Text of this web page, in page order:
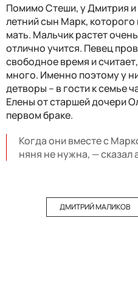
Помимо Стеши, у Дмитрия
летний сын Марк,
мать. Мальчик растет
отлично учится. Певец
свободное время и
много. Именно поэтому у
детворы – в гости к семье
Елены от старшей дочери
первом браке.
Когда они вместе с
няня не нужна, — сказал
ДМИТРИЙ МАЛИКОВ